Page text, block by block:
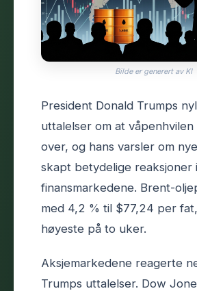
Bilde er generert av KI
President Donald Trumps
uttalelser om at
over, og hans varsler om
skapt betydelige reaksjoner i
finansmarkedene. Brent-
med 4,2 % til $77,24 per
høyeste på to uker.
Aksjemarkedene reagerte
Trumps uttalelser. Dow